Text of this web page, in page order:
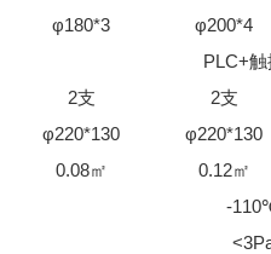
φ180*3 φ200*4
PLC+
2支 2支
φ220*130 φ220*130
0.08㎡ 0.12㎡
-